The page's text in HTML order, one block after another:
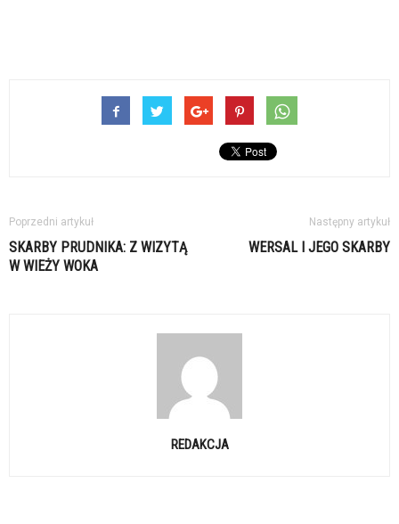
Poprzedni artykuł
SKARBY PRUDNIKA: Z WIZYTĄ
W WIEŻY WOKA
Następny artykuł
WERSAL I JEGO SKARBY
REDAKCJA